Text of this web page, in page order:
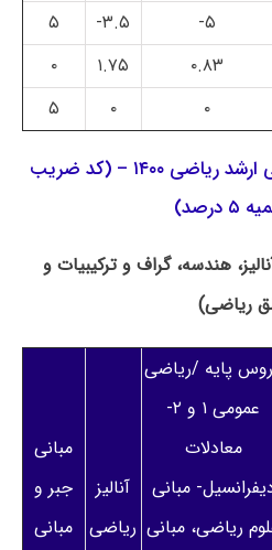
۵- ۳.۵-
۵
۰.۸۳ ۱.۷۵
۰
۰ ۰ ۵
نمونه کارنامه های کارشناسی ارشد ریاضی ۱۴۰۰ – (کد ضریب
هندسه، گراف و ترکیبیات و
ریاضی)
پایه /ریاضی
عمومی ۱ و ۲-
معادلات
مبانی
ریاضی، مبانی
آنالیز
ریاضی
مبانی
جبر و
مبانی